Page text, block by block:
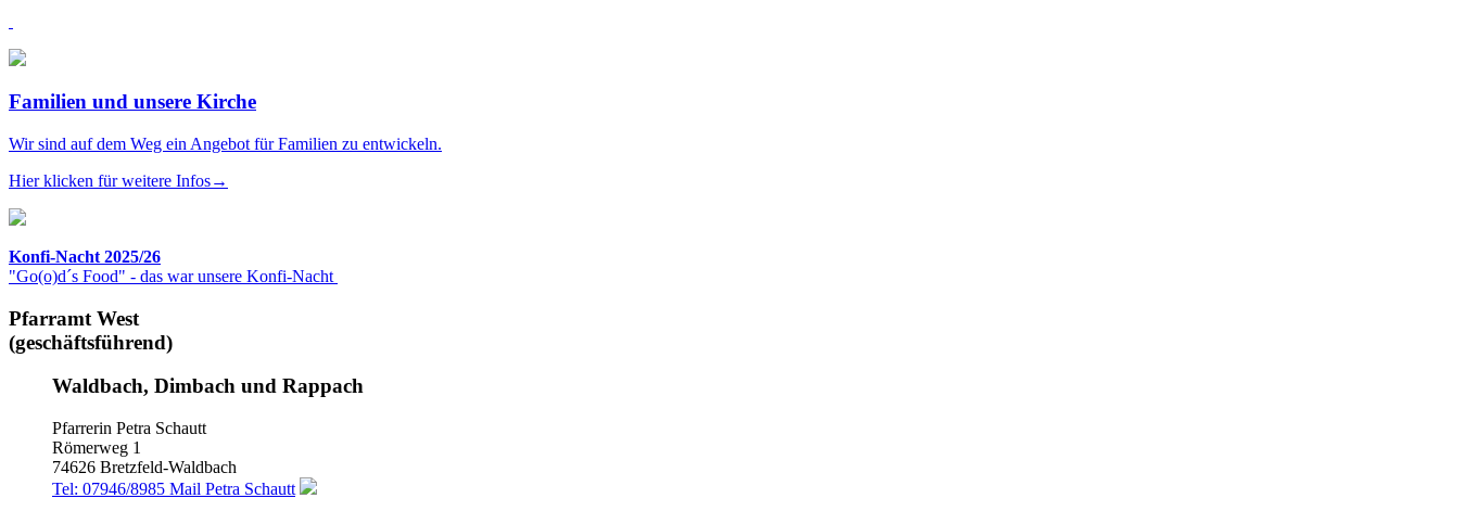
Familien und unsere Kirche
Wir sind auf dem Weg ein Angebot für Familien zu entwickeln.
Hier klicken für weitere Infos→
Konfi-Nacht 2025/26
"Go(o)d´s Food" - das war unsere Konfi-Nacht
Pfarramt West
(geschäftsführend)
Waldbach, Dimbach und Rappach
Pfarrerin Petra Schautt
Römerweg 1
74626 Bretzfeld-Waldbach
Tel: 07946/8985 Mail Petra Schautt